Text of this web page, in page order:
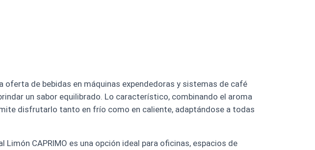
de bebidas en máquinas expendedoras y sistemas de café
un sabor equilibrado. Lo característico, combinando el aroma
disfrutarlo tanto en frío como en caliente, adaptándose a todas
CAPRIMO es una opción ideal para oficinas, espacios de